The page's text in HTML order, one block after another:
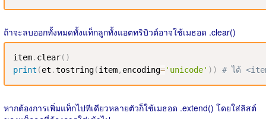
ถ้าจะลบออกทั้งหมดทั้งแท็กลูกทั้งแอตทริบิวต์อาจใช้เมธอด .clear()
item. clear( )
print (et .tostring(item, encoding='unicode' ) ) # ได้
หากต้องการเพิ่มแท็กไปทีเดียวหลายตัวก็ใช้เมธอด .extend() โดยใส่ลิสต์